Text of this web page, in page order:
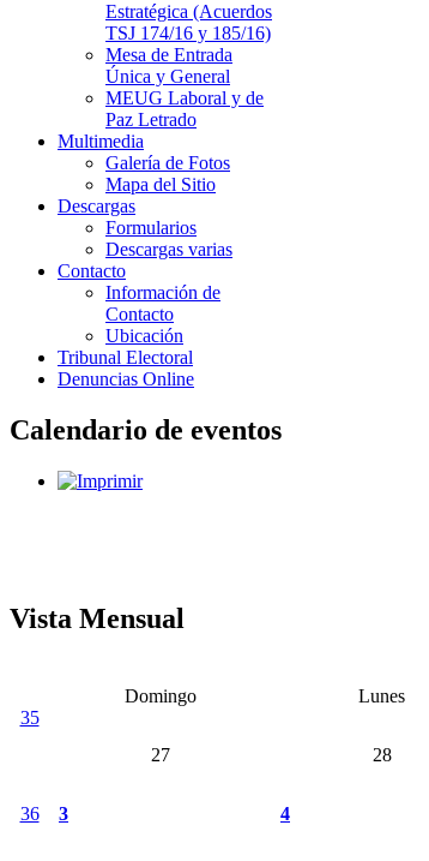
Estratégica (Acuerdos
TSJ 174/16 y 185/16)
Mesa de Entrada
Única y General
MEUG Laboral y de
Paz Letrado
Multimedia
Galería de Fotos
Mapa del Sitio
Descargas
Formularios
Descargas varias
Contacto
Información de
Contacto
Ubicación
Tribunal Electoral
Denuncias Online
Calendario de eventos
Vista Mensual
Domingo
Lunes
35
27
28
36 3 4